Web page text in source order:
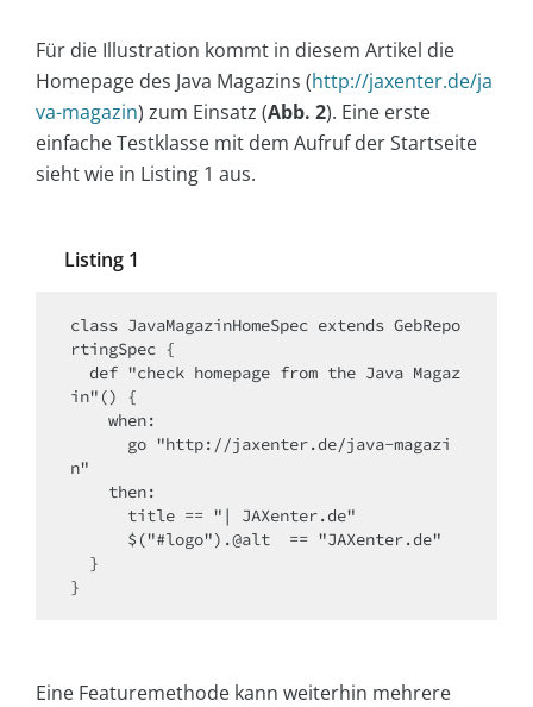
Für die Illustration kommt in diesem Artikel die
Homepage des Java Magazins (http://jaxenter.de/ja
va-magazin) zum Einsatz (Abb. 2). Eine erste
einfache Testklasse mit dem Aufruf der Startseite
sieht wie in Listing 1 aus.
Listing 1
class JavaMagazinHomeSpec extends GebRepo
rtingSpec {
in"() {
n"
}
Eine Featuremethode kann weiterhin mehrere